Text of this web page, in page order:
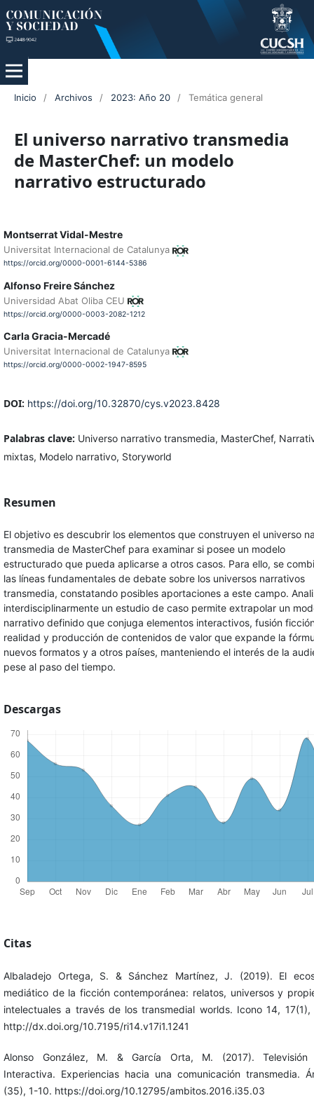
Inicio / Archivos / 2023: Año 20 / Temática general
El universo narrativo transmedia
de MasterChef: un modelo
narrativo estructurado
Montserrat Vidal-Mestre
Universitat Internacional de Catalunya
https://orcid.org/0000-0001-6144-5386
Alfonso Freire Sánchez
Universidad Abat Oliba CEU
https://orcid.org/0000-0003-2082-1212
Carla Gracia-Mercadé
Universitat Internacional de Catalunya
https://orcid.org/0000-0002-1947-8595
DOI: https://doi.org/10.32870/cys.v2023.8428
Palabras clave: Universo narrativo transmedia, MasterChef,
mixtas, Modelo narrativo, Storyworld
Resumen
El objetivo es descubrir los elementos que construyen el universo
transmedia de MasterChef para examinar si posee un modelo
estructurado que pueda aplicarse a otros casos. Para ello, se
las líneas fundamentales de debate sobre los universos narrativos
transmedia, constatando posibles aportaciones a este campo.
interdisciplinarmente un estudio de caso permite extrapolar un
narrativo definido que conjuga elementos interactivos, fusión
realidad y producción de contenidos de valor que expande la
nuevos formatos y a otros países, manteniendo el interés de la
pese al paso del tiempo.
Descargas
Citas
Albaladejo Ortega, S. & Sánchez Martínez, J. (2019). El
mediático de la ficción contemporánea: relatos, universos y
intelectuales a través de los transmedial worlds. Icono 14,
http://dx.doi.org/10.7195/ri14.v17i1.1241
Alonso González, M. & García Orta, M. (2017). Televisión
Interactiva. Experiencias hacia una comunicación transmedia.
(35), 1-10. https://doi.org/10.12795/ambitos.2016.i35.03